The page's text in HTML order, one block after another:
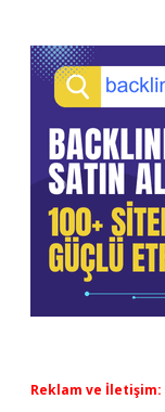
Reklam ve İletişim: